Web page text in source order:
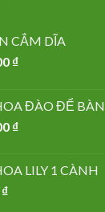
CẮM DĨA
₫
ĐÀO ĐỂ BÀN
₫
LILY 1 CÀNH
₫